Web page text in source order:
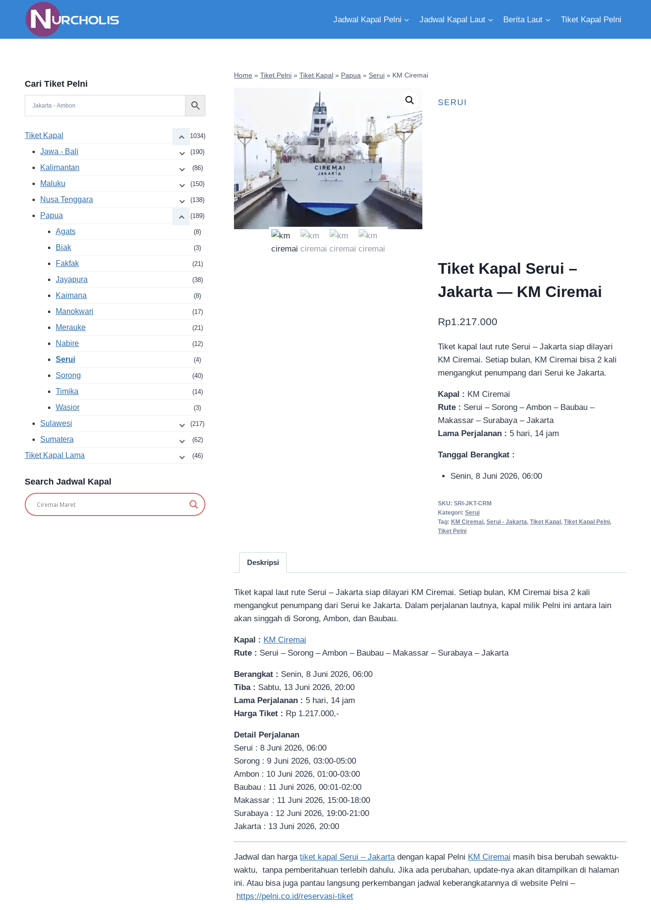
Jadwal Kapal Pelni Jadwal Kapal Laut Berita Laut Tiket Kapal Pelni
Home »Tiket Pelni »Tiket Kapal » Papua » Serui » KM Ciremai
SERUI
Tiket Kapal Serui –
Jakarta — KM Ciremai
Rp1.217.000
Tiket kapal laut rute Serui – Jakarta siap dilayari
KM Ciremai. Setiap bulan, KM Ciremai bisa 2 kali
mengangkut penumpang dari Serui ke Jakarta.
Kapal : KM Ciremai
Rute : Serui – Sorong – Ambon – Baubau –
Makassar – Surabaya – Jakarta
Lama Perjalanan : 5 hari, 14 jam
Tanggal Berangkat :
Senin, 8 Juni 2026, 06:00
SKU:SRI-JKT-CRM
Kategori:Serui
Tag: KM Ciremai,Serui - Jakarta,Tiket Kapal ,Tiket Kapal Pelni,
Tiket Pelni
Deskripsi
Tiket kapal laut rute Serui – Jakarta siap dilayari KM Ciremai. Setiap bulan, KM Ciremai bisa 2 kali
mengangkut penumpang dari Serui ke Jakarta. Dalam perjalanan lautnya, kapal milik Pelni ini antara lain
akan singgah di Sorong, Ambon, dan Baubau.
Kapal : KM Ciremai
Rute : Serui – Sorong – Ambon – Baubau – Makassar – Surabaya – Jakarta
Berangkat : Senin, 8 Juni 2026, 06:00
Tiba : Sabtu, 13 Juni 2026, 20:00
Lama Perjalanan : 5 hari, 14 jam
Harga Tiket : Rp 1.217.000,-
Detail Perjalanan
Serui : 8 Juni 2026, 06:00
Sorong : 9 Juni 2026, 03:00-05:00
Ambon : 10 Juni 2026, 01:00-03:00
Baubau : 11 Juni 2026, 00:01-02:00
Makassar : 11 Juni 2026, 15:00-18:00
Surabaya : 12 Juni 2026, 19:00-21:00
Jakarta : 13 Juni 2026, 20:00
Jadwal dan hargatiket kapal Serui – Jakartadengan kapal Pelni KM Ciremai masih bisa berubah sewaktu-
waktu, tanpa pemberitahuan terlebih dahulu. Jika ada perubahan, update-nya akan ditampilkan di halaman
ini. Atau bisa juga pantau langsung perkembangan jadwal keberangkatannya di website Pelni –
https://pelni.co.id/reservasi-tiket
Cari Tiket Pelni
Tiket Kapal (1034)
Jawa - Bali (190)
Kalimantan (86)
Maluku (150)
Nusa Tenggara (138)
Papua (189)
Agats (8)
Biak (3)
Fakfak (21)
Jayapura (38)
Kaimana (8)
Manokwari (17)
Merauke (21)
Nabire (12)
Serui (4)
Sorong (40)
Timika (14)
Wasior (3)
Sulawesi (217)
Sumatera (62)
Tiket Kapal Lama (46)
Search Jadwal Kapal